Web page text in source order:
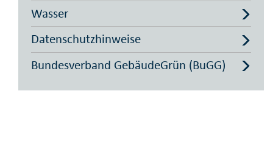
Wasser
Datenschutzhinweise
Bundesverband GebäudeGrün (BuGG)